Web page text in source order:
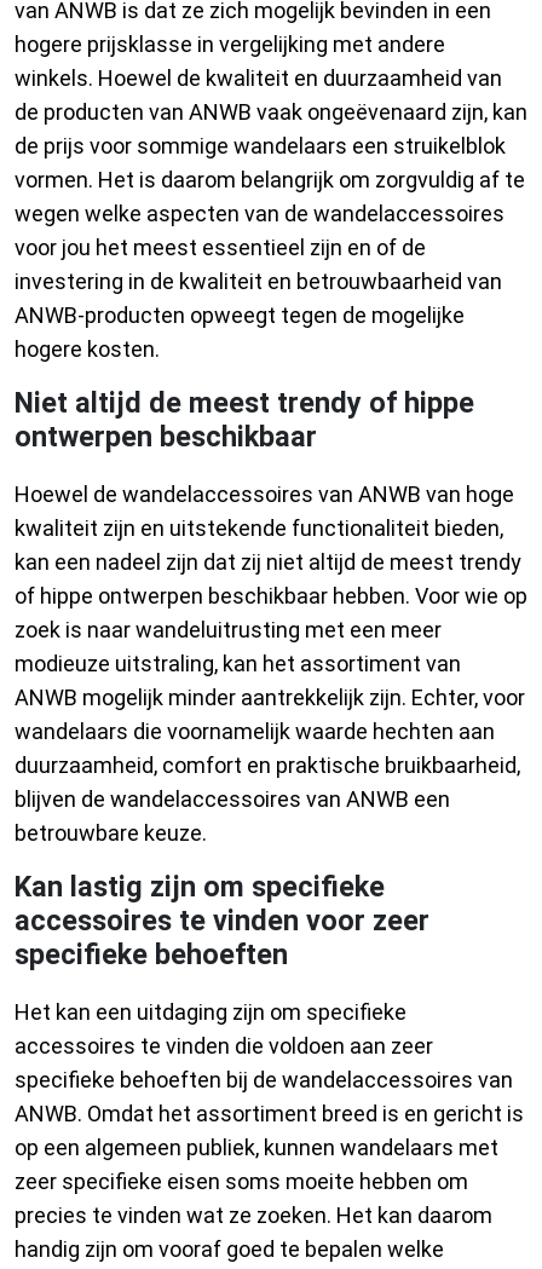
van ANWB is dat ze zich mogelijk bevinden in een
hogere prijsklasse in vergelijking met andere
winkels. Hoewel de kwaliteit en duurzaamheid van
de producten van ANWB vaak ongeëvenaard zijn, kan
de prijs voor sommige wandelaars een struikelblok
vormen. Het is daarom belangrijk om zorgvuldig af te
wegen welke aspecten van de wandelaccessoires
voor jou het meest essentieel zijn en of de
investering in de kwaliteit en betrouwbaarheid van
ANWB-producten opweegt tegen de mogelijke
hogere kosten.
Niet altijd de meest trendy of hippe
ontwerpen beschikbaar
Hoewel de wandelaccessoires van ANWB van hoge
kwaliteit zijn en uitstekende functionaliteit bieden,
kan een nadeel zijn dat zij niet altijd de meest trendy
of hippe ontwerpen beschikbaar hebben. Voor wie op
zoek is naar wandeluitrusting met een meer
modieuze uitstraling, kan het assortiment van
ANWB mogelijk minder aantrekkelijk zijn. Echter, voor
wandelaars die voornamelijk waarde hechten aan
duurzaamheid, comfort en praktische bruikbaarheid,
blijven de wandelaccessoires van ANWB een
betrouwbare keuze.
Kan lastig zijn om specifieke
accessoires te vinden voor zeer
specifieke behoeften
Het kan een uitdaging zijn om specifieke
accessoires te vinden die voldoen aan zeer
specifieke behoeften bij de wandelaccessoires van
ANWB. Omdat het assortiment breed is en gericht is
op een algemeen publiek, kunnen wandelaars met
zeer specifieke eisen soms moeite hebben om
precies te vinden wat ze zoeken. Het kan daarom
handig zijn om vooraf goed te bepalen welke